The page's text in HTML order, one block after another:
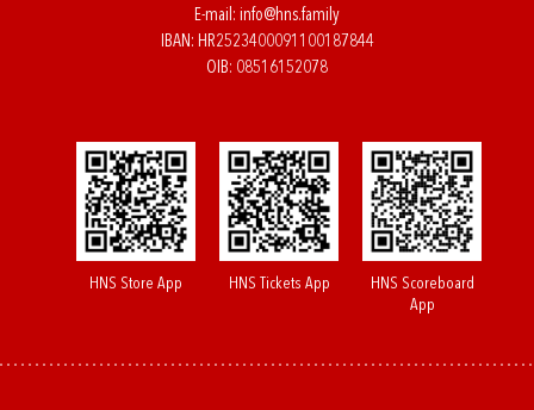
E-mail: info@hns.family
IBAN: HR2523400091100187844
OIB: 08516152078
HNS Store App HNS Tickets App
HNS Scoreboard
App